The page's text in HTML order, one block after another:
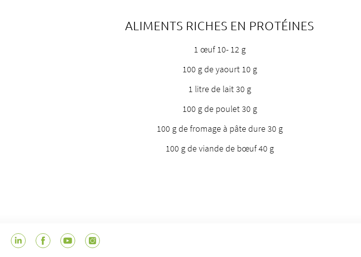
ALIMENTS RICHES EN PROTÉINES
1 œuf 10- 12 g
100 g de yaourt 10 g
1 litre de lait 30 g
100 g de poulet 30 g
100 g de fromage à pâte dure 30 g
100 g de viande de bœuf 40 g